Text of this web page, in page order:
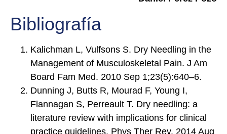
Bibliografía
Kalichman L, Vulfsons S. Dry Needling in the
Management of Musculoskeletal Pain. J Am
Board Fam Med. 2010 Sep 1;23(5):640–6.
Dunning J, Butts R, Mourad F, Young I,
Flannagan S, Perreault T. Dry needling: a
literature review with implications for clinical
practice guidelines. Phys Ther Rev. 2014 Aug